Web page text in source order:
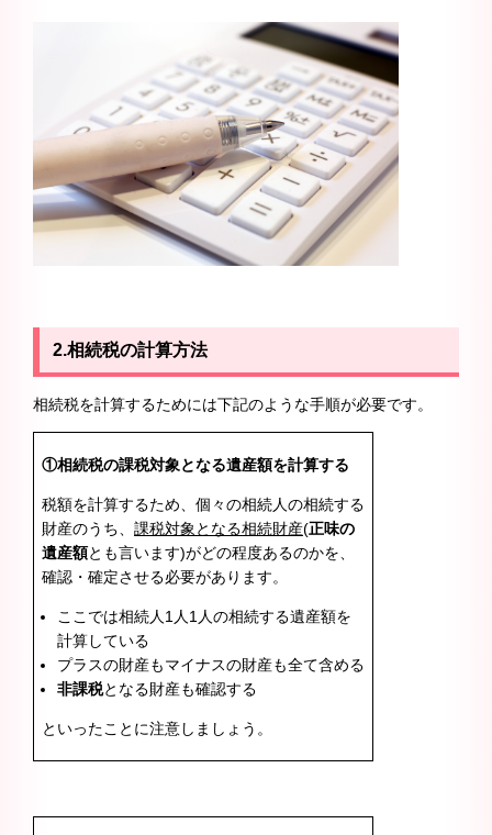
2.相続税の計算方法
相続税を計算するためには下記のような手順が必要です。
①相続税の課税対象となる遺産額を計算する
税額を計算するため、個々の相続人の相続する
財産のうち、 課税対象となる相続財産(正味の
遺産額とも言います)がどの程度あるのかを、
確認・確定させる必要があります。
ここでは相続人1人1人の相続する遺産額を
計算している
プラスの財産もマイナスの財産も全て含める
非課税となる財産も確認する
といったことに注意しましょう。